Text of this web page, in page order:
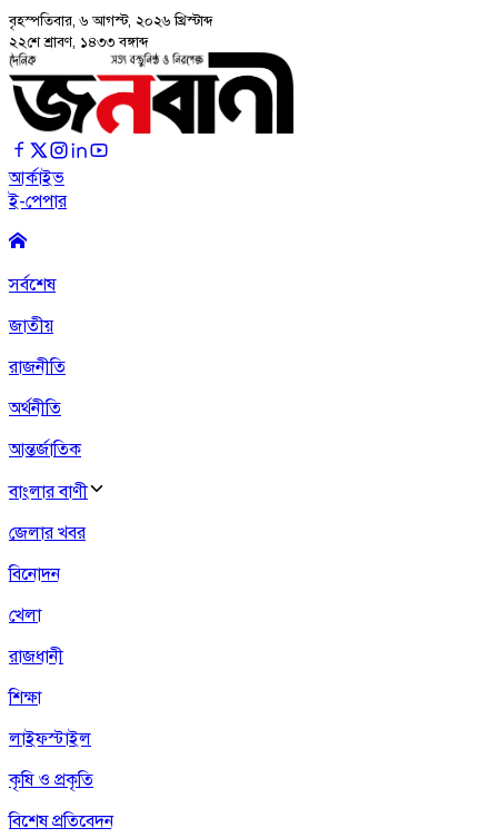
বৃহস্পতিবার, ৬ আগস্ট, ২০২৬ খ্রিস্টাব্দ
২২শে শ্রাবণ, ১৪৩৩ বঙ্গাব্দ
আর্কাইভ
ই-পেপার
সর্বশেষ
জাতীয়
রাজনীতি
অর্থনীতি
আন্তর্জাতিক
বাংলার বাণী
জেলার খবর
বিনোদন
খেলা
রাজধানী
শিক্ষা
লাইফস্টাইল
কৃষি ও প্রকৃতি
বিশেষ প্রতিবেদন